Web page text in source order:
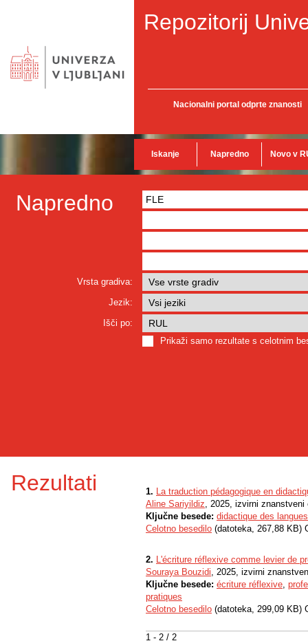
Repozitorij
Nacionalni portal odprte znanosti
Iskanje Napredno Novo v
Napredno
Vrsta gradiva:
Jezik:
Išči po:
Prikaži samo rezultate s celotnim
Rezultati
1 - 2 / 2
1. La traduction pédagogique en
Aline Sariyildiz, 2025, izvirni znanstveni
Ključne besede: didactique des langues
Celotno besedilo (datoteka, 267,88 KB)
2. L'écriture réflexive comme levier de
Souraya Bouzidi, 2025, izvirni
Ključne besede: écriture réflexive,
pratiques
Celotno besedilo (datoteka, 299,09 KB)